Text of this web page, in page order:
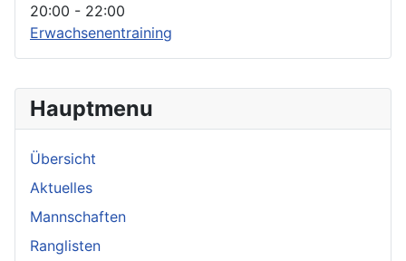
Hauptmenu
Übersicht
Aktuelles
Mannschaften
Ranglisten
20:00 - 22:00
Erwachsenentraining